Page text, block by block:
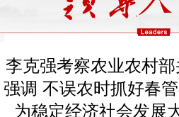
财经
台湾 思客智库
科技 科创
文化 书画
李克强考察农业农村
强调 不误农时抓好春
为稳定经济社会发展